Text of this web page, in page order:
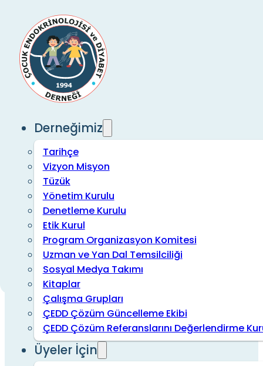
Derneğimiz
Tarihçe
Vizyon Misyon
Tüzük
Yönetim Kurulu
Denetleme Kurulu
Etik Kurul
Program Organizasyon Komitesi
Uzman ve Yan Dal Temsilciliği
Sosyal Medya Takımı
Kitaplar
Çalışma Grupları
ÇEDD Çözüm Güncelleme Ekibi
ÇEDD Çözüm Referanslarını Değerlendirme
Üyeler İçin